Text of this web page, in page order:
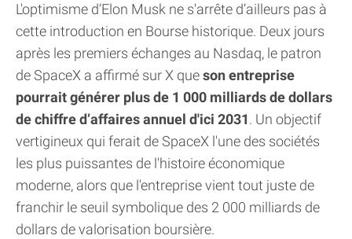
L'optimisme d’Elon Musk ne s'arrête d’ailleurs pas à
cette introduction en Bourse historique. Deux jours
après les premiers échanges au Nasdaq, le patron
de SpaceX a affirmé sur X queson entreprise
pourrait générer plus de 1 000 milliards de dollars
de chiffre d’affaires annuel d'ici 2031. Un objectif
vertigineux qui ferait de SpaceX l'une des sociétés
les plus puissantes de l'histoire économique
moderne, alors que l'entreprise vient tout juste de
franchir le seuil symbolique des 2 000 milliards de
dollars de valorisation boursière.